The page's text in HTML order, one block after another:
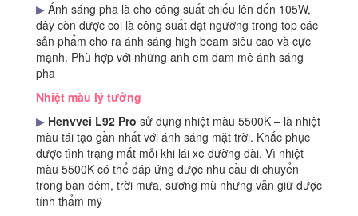
▶ Ánh sáng pha là cho công suất chiếu lên đến 105W,
đây còn được coi là công suất đạt ngưỡng trong top các
sản phẩm cho ra ánh sáng high beam siêu cao và cực
mạnh. Phù hợp với những anh em đam mê ánh sáng
pha
Nhiệt màu lý tưởng
▶ Henvvei L92 Pro sử dụng nhiệt màu 5500K – là nhiệt
màu tái tạo gần nhất với ánh sáng mặt trời. Khắc phục
được tình trạng mắt mỏi khi lái xe đường dài. Vì nhiệt
màu 5500K có thể đáp ứng được nhu cầu di chuyển
trong ban đêm, trời mưa, sương mù nhưng vẫn giữ được
tính thẩm mỹ